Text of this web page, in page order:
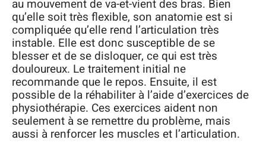
au mouvement de va-et-vient des bras. Bien
qu’elle soit très flexible, son anatomie est si
compliquée qu’elle rend l’articulation très
instable. Elle est donc susceptible de se
blesser et de se disloquer, ce qui est très
douloureux. Le traitement initial ne
recommande que le repos. Ensuite, il est
possible de la réhabiliter à l’aide d’exercices de
physiothérapie. Ces exercices aident non
seulement à se remettre du problème, mais
aussi à renforcer les muscles et l’articulation.